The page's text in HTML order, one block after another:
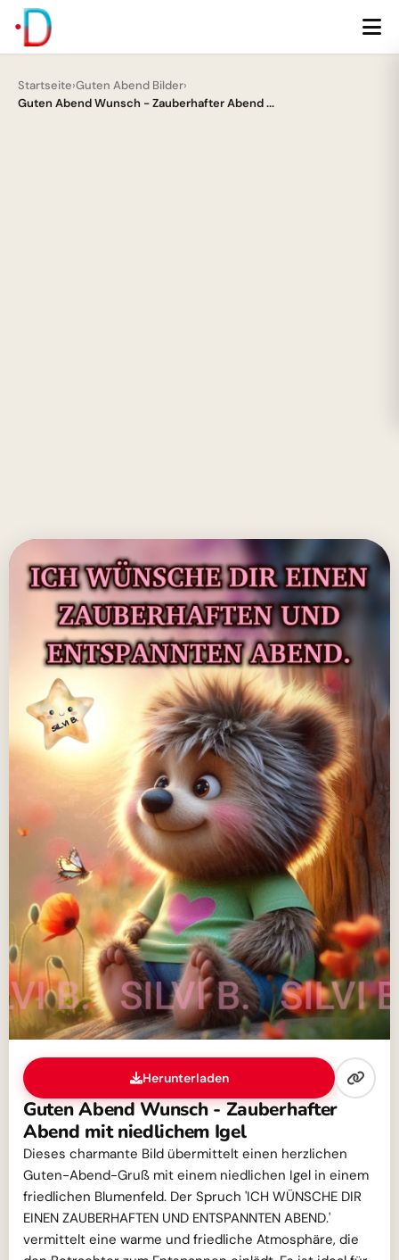
Startseite›Guten Abend Bilder›
Guten Abend Wunsch - Zauberhafter Abend ...
Herunterladen
Guten Abend Wunsch - Zauberhafter
Abend mit niedlichem Igel
Dieses charmante Bild übermittelt einen herzlichen
Guten-Abend-Gruß mit einem niedlichen Igel in einem
friedlichen Blumenfeld. Der Spruch 'ICH WÜNSCHE DIR
EINEN ZAUBERHAFTEN UND ENTSPANNTEN ABEND.'
vermittelt eine warme und friedliche Atmosphäre, die